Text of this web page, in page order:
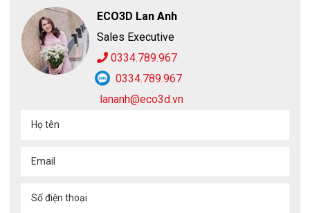
ECO3D Lan Anh
Sales Executive
0334.789.967
0334.789.967
lananh@eco3d.vn
Họ tên
Email
Số điện thoại